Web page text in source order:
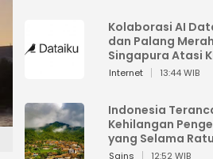
Kolaborasi AI
dan Palang Merah
Singapura Atasi
Bencana
Internet 13:44 WIB
Indonesia
Kehilangan
yang Selama
Tahun Menjaga
Sains 12:52 WIB